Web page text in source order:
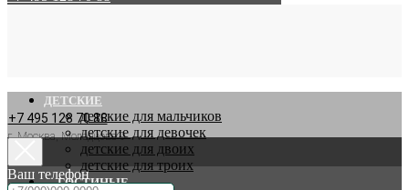
+7 495 128 70 88
г. Москва, Молодцова 9
ДЕТСКИЕ
детские для мальчиков
детские для девочек
детские для двоих
детские для троих
ГОСТИНЫЕ
Ваш телефон